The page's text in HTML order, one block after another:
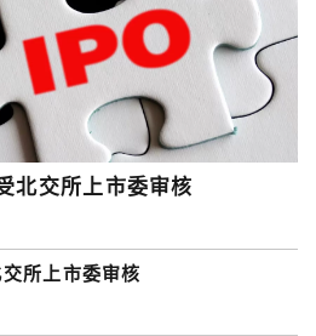
北交所上市委审核
所上市委审核